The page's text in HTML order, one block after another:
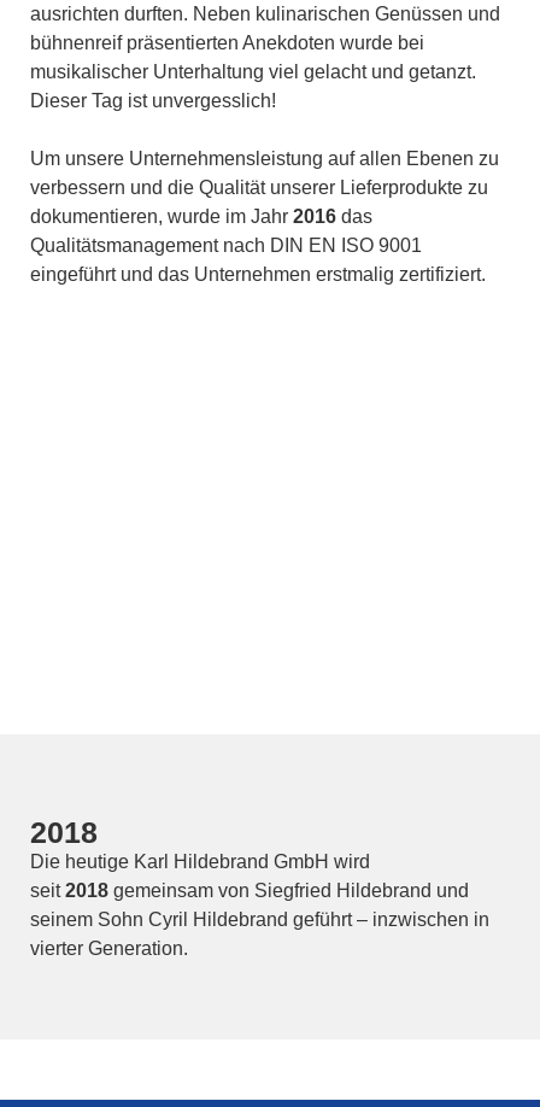
ausrichten durften. Neben kulinarischen Genüssen und
bühnenreif präsentierten Anekdoten wurde bei
musikalischer Unterhaltung viel gelacht und getanzt.
Dieser Tag ist unvergesslich!
Um unsere Unternehmensleistung auf allen Ebenen zu
verbessern und die Qualität unserer Lieferprodukte zu
dokumentieren, wurde im Jahr 2016 das
Qualitätsmanagement nach DIN EN ISO 9001
eingeführt und das Unternehmen erstmalig zertifiziert.
2018
Die heutige Karl Hildebrand GmbH wird
seit2018 gemeinsam von Siegfried Hildebrand und
seinem Sohn Cyril Hildebrand geführt – inzwischen in
vierter Generation.